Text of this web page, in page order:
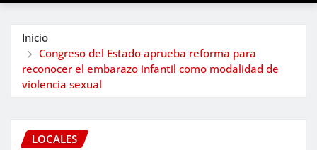
Inicio
Congreso del Estado aprueba reforma para
reconocer el embarazo infantil como modalidad de
violencia sexual
LOCALES